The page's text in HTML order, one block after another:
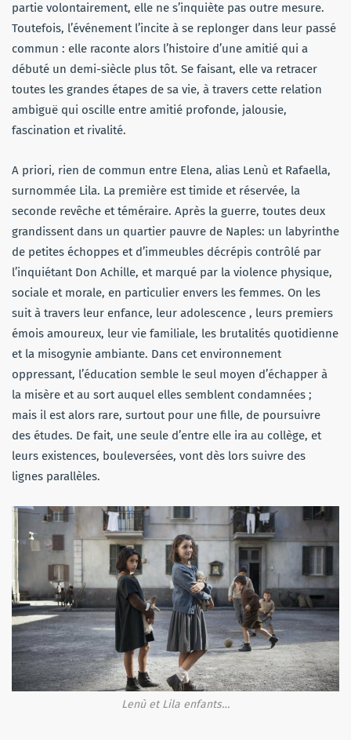
partie volontairement, elle ne s’inquiète pas outre mesure.
Toutefois, l’événement l’incite à se replonger dans leur passé
commun : elle raconte alors l’histoire d’une amitié qui a
débuté un demi-siècle plus tôt. Se faisant, elle va retracer
toutes les grandes étapes de sa vie, à travers cette relation
ambiguë qui oscille entre amitié profonde, jalousie,
fascination et rivalité.
A priori, rien de commun entre Elena, alias Lenù et Rafaella,
surnommée Lila. La première est timide et réservée, la
seconde revêche et téméraire. Après la guerre, toutes deux
grandissent dans un quartier pauvre de Naples: un labyrinthe
de petites échoppes et d’immeubles décrépis contrôlé par
l’inquiétant Don Achille, et marqué par la violence physique,
sociale et morale, en particulier envers les femmes. On les
suit à travers leur enfance, leur adolescence , leurs premiers
émois amoureux, leur vie familiale, les brutalités quotidienne
et la misogynie ambiante. Dans cet environnement
oppressant, l’éducation semble le seul moyen d’échapper à
la misère et au sort auquel elles semblent condamnées ;
mais il est alors rare, surtout pour une fille, de poursuivre
des études. De fait, une seule d’entre elle ira au collège, et
leurs existences, bouleversées, vont dès lors suivre des
lignes parallèles.
Lenù et Lila enfants…